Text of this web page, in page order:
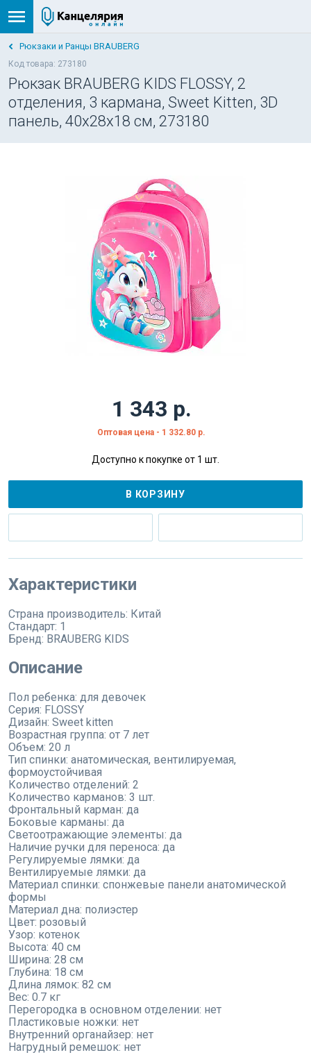
Рюкзаки и Ранцы BRAUBERG
Код товара: 273180
Рюкзак BRAUBERG KIDS FLOSSY, 2
отделения, 3 кармана, Sweet Kitten, 3D
панель, 40х28х18 см, 273180
1 343 р.
Оптовая цена - 1 332.80 р.
Доступно к покупке от 1 шт.
В КОРЗИНУ
Характеристики
Страна производитель: Китай
Стандарт: 1
Бренд: BRAUBERG KIDS
Описание
Пол ребенка: для девочек
Серия: FLOSSY
Дизайн: Sweet kitten
Возрастная группа: от 7 лет
Объем: 20 л
Тип спинки: анатомическая, вентилируемая,
формоустойчивая
Количество отделений: 2
Количество карманов: 3 шт.
Фронтальный карман: да
Боковые карманы: да
Светоотражающие элементы: да
Наличие ручки для переноса: да
Регулируемые лямки: да
Вентилируемые лямки: да
Материал спинки: спонжевые панели анатомической
формы
Материал дна: полиэстер
Цвет: розовый
Узор: котенок
Высота: 40 см
Ширина: 28 см
Глубина: 18 см
Длина лямок: 82 см
Вес: 0.7 кг
Перегородка в основном отделении: нет
Пластиковые ножки: нет
Внутренний органайзер: нет
Нагрудный ремешок: нет